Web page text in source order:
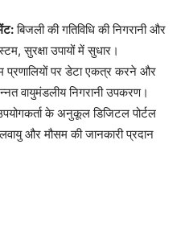
बिजली की गतिविधि की निगरानी और
सुरक्षा उपायों में सुधार।
प्रणालियों पर डेटा एकत्र करने और
वायुमंडलीय निगरानी उपकरण।
के अनुकूल डिजिटल पोर्टल
और मौसम की जानकारी प्रदान